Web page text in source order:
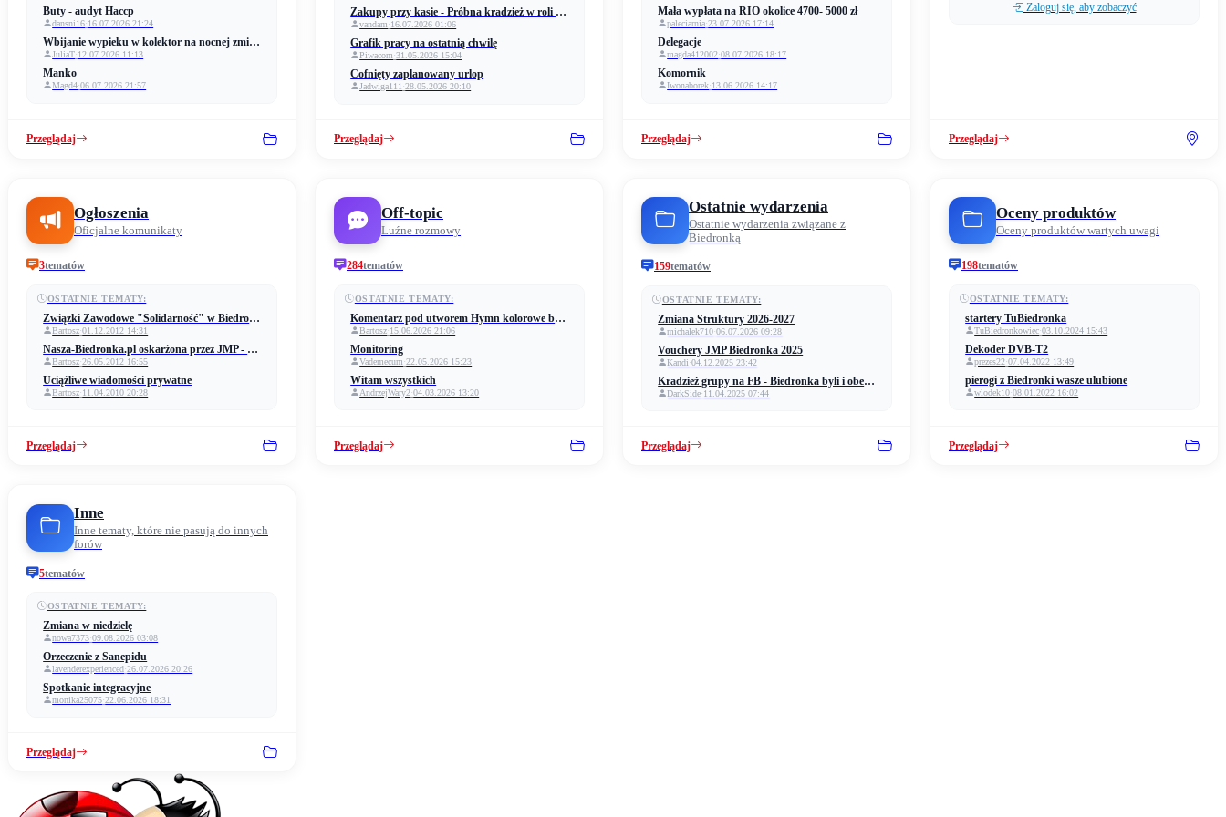
Buty - audyt Haccp
dansni16·16.07.2026 21:24
Wbijanie wypieku w kolektor na nocnej zmianie
JuliaT·12.07.2026 11:13
Manko
Magd4·06.07.2026 21:57
Przeglądaj
Zakupy przy kasie - Próbna kradzież w roli klienta (ochrona)
vandam·16.07.2026 01:06
Grafik pracy na ostatnią chwilę
Piwacom·31.05.2026 15:04
Cofnięty zaplanowany urlop
Jadwiga111 ·28.05.2026 20:10
Przeglądaj
Mała wypłata na RIO okolice 4700- 5000 zł
paleciarnia·23.07.2026 17:14
Delegacje
magda412002·08.07.2026 18:17
Komornik
Iwonaborek·13.06.2026 14:17
Przeglądaj
Zaloguj się, aby zobaczyć
Przeglądaj
Ogłoszenia
Oficjalne komunikaty
3tematów
OSTATNIE TEMATY:
Związki Zawodowe "Solidarność" w Biedronce
Bartosz·01.12.2012 14:31
Nasza-Biedronka.pl oskarżona przez JMP - Biedronka
Bartosz·26.05.2012 16:55
Uciążliwe wiadomości prywatne
Bartosz·11.04.2010 20:28
Przeglądaj
Off-topic
Luźne rozmowy
284tematów
OSTATNIE TEMATY:
Komentarz pod utworem Hymn kolorowe buźki
Bartosz·15.06.2026 21:06
Monitoring
Vademecum·22.05.2026 15:23
Witam wszystkich
AndrzejWary2·04.03.2026 13:20
Przeglądaj
Ostatnie wydarzenia
Ostatnie wydarzenia związane z
Biedronką
159tematów
OSTATNIE TEMATY:
Zmiana Struktury 2026-2027
michalek710·06.07.2026 09:28
Vouchery JMP Biedronka 2025
Kandi·04.12.2025 23:42
Kradzież grupy na FB - Biedronka byli i obecni pracownicy
DarkSide·11.04.2025 07:44
Przeglądaj
Oceny produktów
Oceny produktów wartych uwagi
198tematów
OSTATNIE TEMATY:
startery TuBiedronka
TuBiedronkowiec·03.10.2024 15:43
Dekoder DVB-T2
prezes22·07.04.2022 13:49
pierogi z Biedronki wasze ulubione
wlodek10·08.01.2022 16:02
Przeglądaj
Inne
Inne tematy, które nie pasują do innych
forów
5tematów
OSTATNIE TEMATY:
Zmiana w niedzielę
nowa7373·09.08.2026 03:08
Orzeczenie z Sanepidu
lavenderexperienced·26.07.2026 20:26
Spotkanie integracyjne
monika25075·22.06.2026 18:31
Przeglądaj